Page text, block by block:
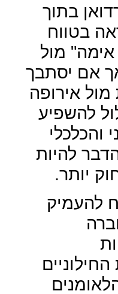
בתוך
בטווח
אימה" מול
אך אם יסתבך
מול אירופה
להשפיע
והכלכלי
להיות
יותר.
להעמיק